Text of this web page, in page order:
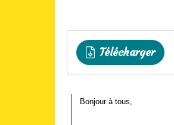
Télécharger
Bonjour à tous,